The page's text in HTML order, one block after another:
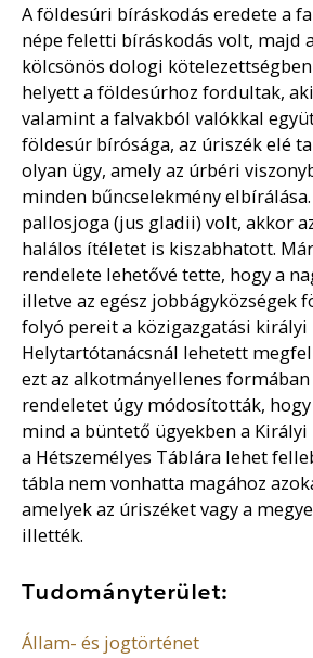
A földesúri bíráskodás eredete a
népe feletti bíráskodás volt, majd
kölcsönös dologi
helyett a földesúrhoz fordultak,
valamint a falvakból valókkal
földesúr bírósága, az úriszék elé
olyan ügy, amely az úrbéri
minden bűncselekmény
pallosjoga (jus gladii) volt, akkor
halálos ítéletet is kiszabhatott.
rendelete lehetővé tette, hogy a
illetve az egész jobbágyközségek
folyó pereit a közigazgatási királyi
Helytartótanácsnál lehetett
ezt az alkotmányellenes
rendeletet úgy módosították,
mind a büntető ügyekben a
a Hétszemélyes Táblára lehet
tábla nem vonhatta magához
amelyek az úriszéket vagy a
illették.
Tudományterület:
Állam- és jogtörténet